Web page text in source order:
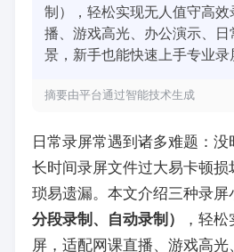
制），轻松实现无人值守高
播、游戏高光、办公演示、日
景，新手也能快速上手专业录
摘要由平台通过智能技术生成
日常录屏常遇到诸多难题：没
长时间录屏文件过大易卡顿
琐易遗漏。本文介绍三种录屏
分段录制、自动录制）
，轻
屏，适配网课直播、游戏高